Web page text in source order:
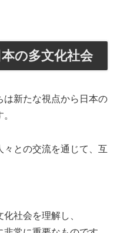
の多文化社会
は新たな視点から日本の
々との交流を通じて、互
社会を理解し、